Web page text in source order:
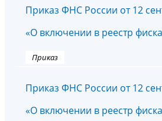
Приказ ФНС России от 12
«О включении в реестр
Приказ
Приказ ФНС России от 12
«О включении в реестр